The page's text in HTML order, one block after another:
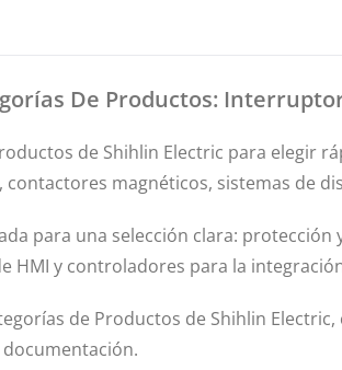
De Productos:
de Shihlin Electric para
magnéticos, sistemas de
para una selección clara:
HMI y controladores para la
de Productos de Shihlin